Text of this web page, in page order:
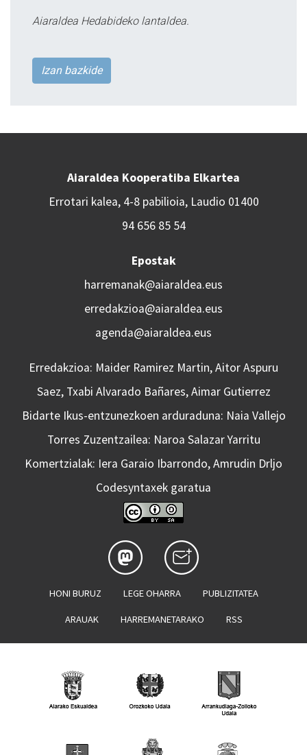
Aiaraldea Hedabideko lantaldea.
Izan bazkide
Aiaraldea Kooperatiba Elkartea
Errotari kalea, 4-8 pabilioia, Laudio 01400
94 656 85 54
Epostak
harremanak@aiaraldea.eus
erredakzioa@aiaraldea.eus
agenda@aiaraldea.eus
Erredakzioa: Maider Ramirez Martin, Aitor Aspuru
Saez, Txabi Alvarado Bañares, Aimar Gutierrez
Bidarte Ikus-entzunezkoen arduraduna: Naia Vallejo
Torres Zuzentzailea: Naroa Salazar Yarritu
Komertzialak: Iera Garaio Ibarrondo, Amrudin Drljo
Codesyntaxek garatua
HONI BURUZ LEGE OHARRA PUBLIZITATEA
ARAUAK HARREMANETARAKO RSS